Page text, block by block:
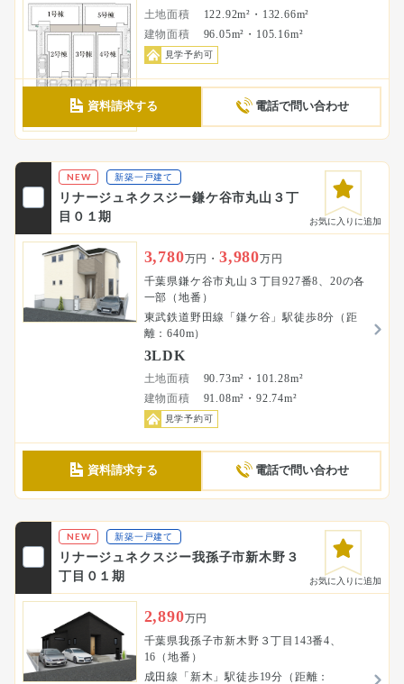
土地面積
122.92m²・132.66m²
建物面積
96.05m²・105.16m²
見学予約可
資料請求する 電話で問い合わせ
NEW 新築一戸建て
リナージュネクスジー鎌ケ谷市丸山３丁
目０１期
お気に入りに追加
3,780万円・ 3,980万円
千葉県鎌ケ谷市丸山３丁目927番8、20の各
一部（地番）
東武鉄道野田線「鎌ケ谷」駅徒歩8分（距
離：640m）
3LDK
土地面積
90.73m²・101.28m²
建物面積
91.08m²・92.74m²
見学予約可
資料請求する 電話で問い合わせ
NEW 新築一戸建て
リナージュネクスジー我孫子市新木野３
丁目０１期
お気に入りに追加
2,890万円
千葉県我孫子市新木野３丁目143番4、
16（地番）
成田線「新木」駅徒歩19分（距離：